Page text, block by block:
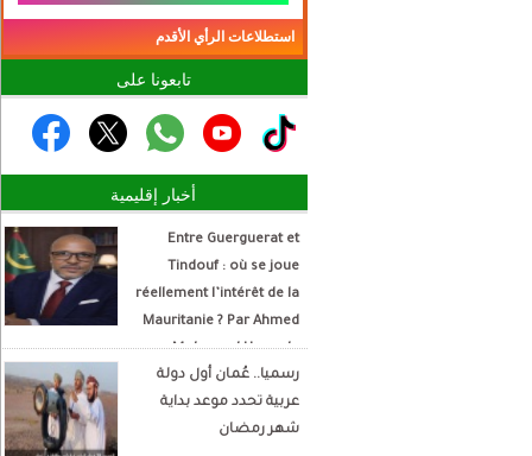
استطلاعات الرأي الأقدم
تابعونا على
أخبار إقليمية
Entre Guerguerat et
Tindouf : où se joue
réellement l’intérêt de la
Mauritanie ? Par Ahmed
Mohamed Hamada
Écrivain et analyste
politique
رسميا.. عُمان أول دولة
عربية تحدد موعد بداية
شهر رمضان